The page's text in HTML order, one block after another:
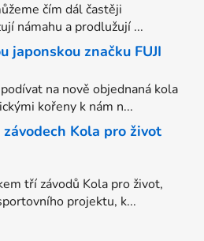
čím dál častěji
námahu a prodlužují ...
japonskou značku FUJI
na nově objednaná kola
kořeny k nám n...
Kola pro život
tří závodů Kola pro život,
projektu, k...